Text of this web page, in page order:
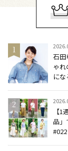
石田
ゃ
にな
【
品」